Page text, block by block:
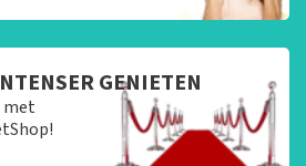
GENIETEN
met